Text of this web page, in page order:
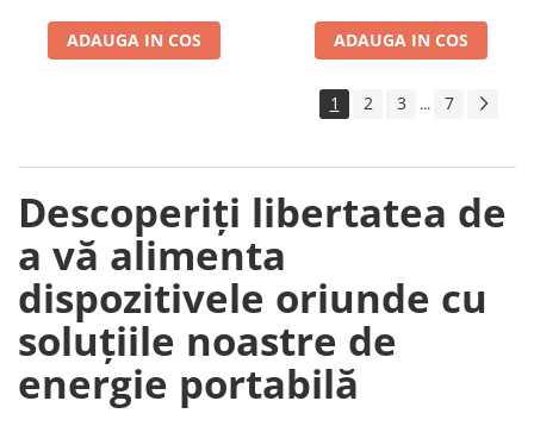
ADAUGA IN COS ADAUGA IN COS
1 2 3 ... 7
Descoperiți libertatea de
a vă alimenta
dispozitivele oriunde cu
soluțiile noastre de
energie portabilă